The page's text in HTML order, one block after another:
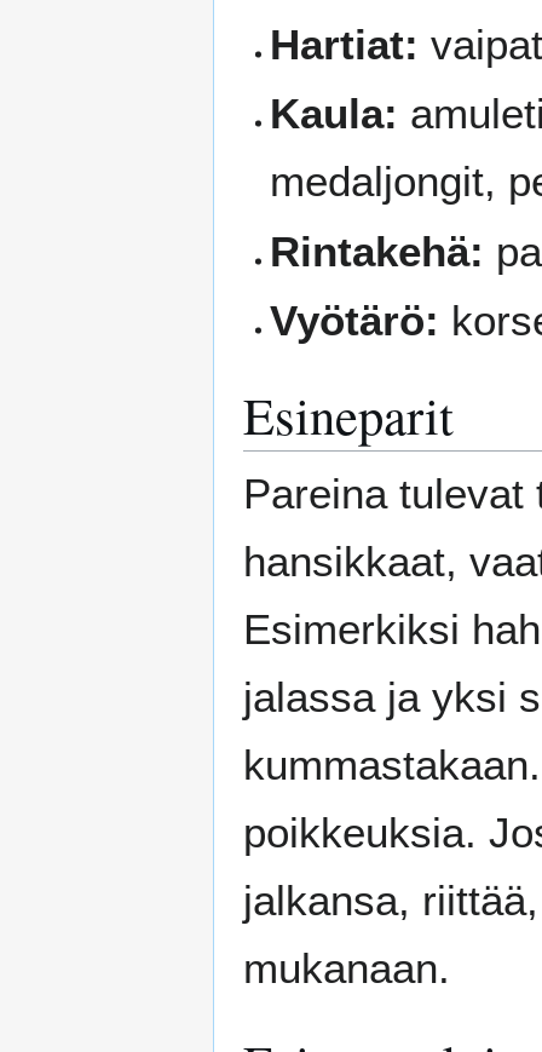
Hartiat:
Kaula:
medaljongit,
Rintakehä:
Vyötärö:
Esineparit
Pareina tulevat
hansikkaat,
Esimerkiksi
jalassa ja yksi
poikkeuksia.
jalkansa,
mukanaan.